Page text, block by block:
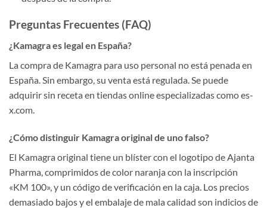
Preguntas Frecuentes (FAQ)
¿Kamagra es legal en España?
La compra de Kamagra para uso personal no está penada en
España. Sin embargo, su venta está regulada. Se puede
adquirir sin receta en tiendas online especializadas como es-
x.com.
¿Cómo distinguir Kamagra original de uno falso?
El Kamagra original tiene un blíster con el logotipo de Ajanta
Pharma, comprimidos de color naranja con la inscripción
«KM 100», y un código de verificación en la caja. Los precios
demasiado bajos y el embalaje de mala calidad son indicios de